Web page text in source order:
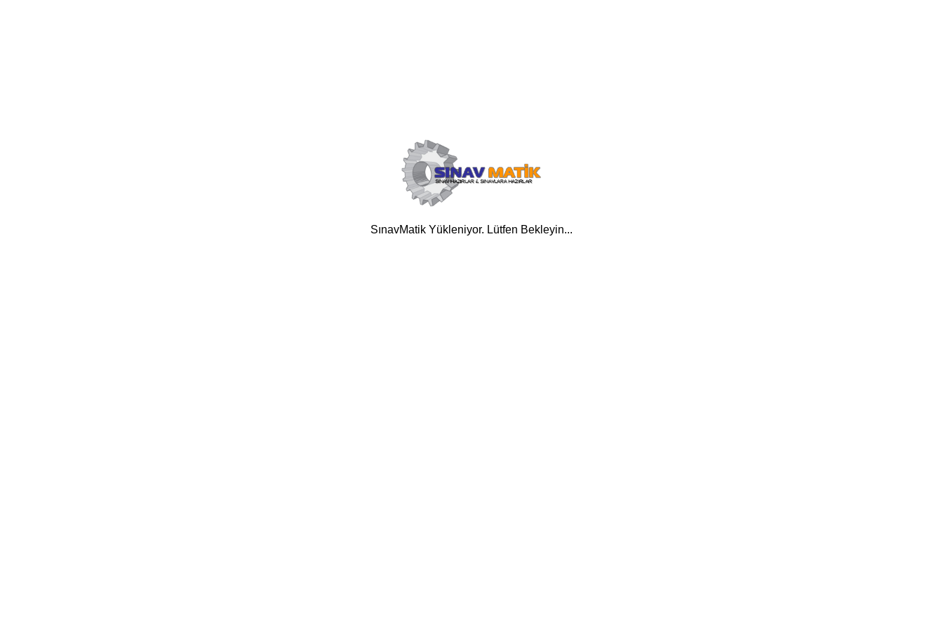
SınavMatik Yükleniyor. Lütfen Bekleyin...